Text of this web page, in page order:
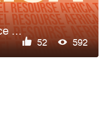
Africa Travel Resource |Langing page Redesign
52 592